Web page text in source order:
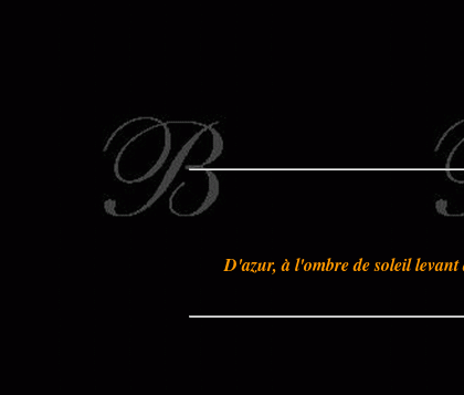
D'azur, à l'ombre de soleil